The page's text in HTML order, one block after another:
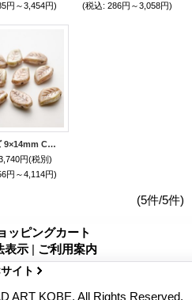
円～3,454円)
(税込: 286円～3,058円)
リーヴズ 9×14mm CW.グリーンラスター Bead Art ビーズアート39号 使用パーツ
円(税別)
円～4,114円)
(5件/5件)
ッピングカート
表示 | ご利用案内
イト
ART KOBE. All Rights Reserved.